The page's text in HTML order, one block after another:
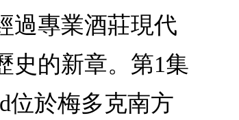
過專業酒莊現代
史的新章。第1集
位於梅多克南方